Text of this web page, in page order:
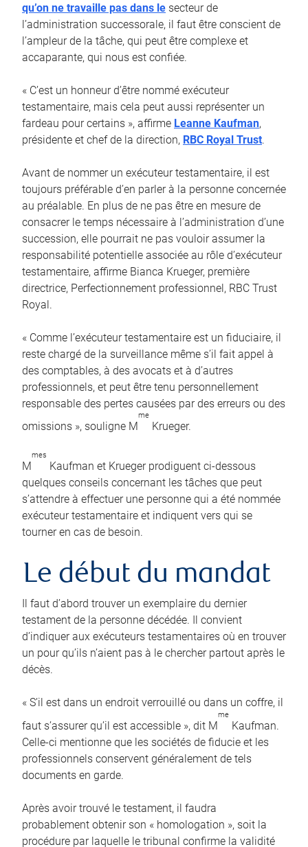
qu’on ne travaille pas dans le secteur de
l’administration successorale, il faut être conscient de
l’ampleur de la tâche, qui peut être complexe et
accaparante, qui nous est confiée.
« C’est un honneur d’être nommé exécuteur
testamentaire, mais cela peut aussi représenter un
fardeau pour certains », affirme Leanne Kaufman,
présidente et chef de la direction, RBC Royal Trust.
Avant de nommer un exécuteur testamentaire, il est
toujours préférable d’en parler à la personne concernée
au préalable. En plus de ne pas être en mesure de
consacrer le temps nécessaire à l’administration d’une
succession, elle pourrait ne pas vouloir assumer la
responsabilité potentielle associée au rôle d’exécuteur
testamentaire, affirme Bianca Krueger, première
directrice, Perfectionnement professionnel, RBC Trust
Royal.
« Comme l’exécuteur testamentaire est un fiduciaire, il
reste chargé de la surveillance même s’il fait appel à
des comptables, à des avocats et à d’autres
professionnels, et peut être tenu personnellement
responsable des pertes causées par des erreurs ou des
omissions », souligne M
me
Krueger.
M
mes
Kaufman et Krueger prodiguent ci-dessous
quelques conseils concernant les tâches que peut
s’attendre à effectuer une personne qui a été nommée
exécuteur testamentaire et indiquent vers qui se
tourner en cas de besoin.
Le début du mandat
Il faut d’abord trouver un exemplaire du dernier
testament de la personne décédée. Il convient
d’indiquer aux exécuteurs testamentaires où en trouver
un pour qu’ils n’aient pas à le chercher partout après le
décès.
« S’il est dans un endroit verrouillé ou dans un coffre, il
faut s’assurer qu’il est accessible », dit M
me
Kaufman.
Celle-ci mentionne que les sociétés de fiducie et les
professionnels conservent généralement de tels
documents en garde.
Après avoir trouvé le testament, il faudra
probablement obtenir son « homologation », soit la
procédure par laquelle le tribunal confirme la validité